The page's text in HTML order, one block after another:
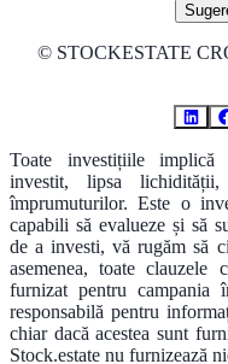
© STOCKESTATE
Toate investițiile implică
investit, lipsa
împrumuturilor. Este o
capabili să evalueze și să
de a investi, vă rugăm să
asemenea, toate
furnizat pentru campania
responsabilă pentru
chiar dacă acestea sunt
Stock.estate nu furnizează